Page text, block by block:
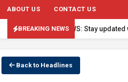
ABOUT US CONTACT US
BREAKING NEWS
🔴 BREAKING NEWS: Stay updated
Back to Headlines